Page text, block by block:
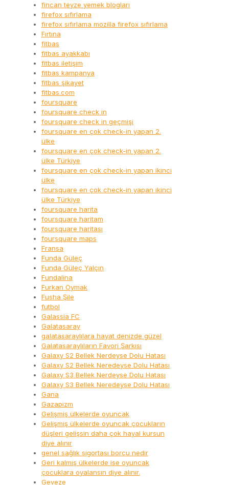
fincan teyze yemek blogları
firefox sıfırlama
firefox sıfırlama mozilla firefox sıfırlama
Fırtına
fitbas
fitbas ayakkabı
fitbas iletişim
fitbas kampanya
fitbas şikayet
fitbas.com
foursquare
foursquare check in
foursquare check in geçmişi
foursquare en çok check-in yapan 2.
ülke
foursquare en çok check-in yapan 2.
ülke Türkiye
foursquare en çok check-in yapan ikinci
ülke
foursquare en çok check-in yapan ikinci
ülke Türkiye
foursquare harita
foursquare haritam
foursquare haritası
foursquare maps
Fransa
Funda Güleç
Funda Güleç Yalçın
Fundalina
Furkan Oymak
Fusha Şile
futbol
Galassia FC
Galatasaray
galatasaraylılara hayat denizde güzel
Galatasaraylıların Favori Şarkısı
Galaxy S2 Bellek Nerdeyse Dolu Hatası
Galaxy S2 Bellek Neredeyse Dolu Hatası
Galaxy S3 Bellek Nerdeyse Dolu Hatası
Galaxy S3 Bellek Neredeyse Dolu Hatası
Gana
Gazapizm
Gelişmiş ülkelerde oyuncak
Gelişmiş ülkelerde oyuncak çocukların
düşleri gelişsin daha çok hayal kursun
diye alınır
genel sağlık sigortası borcu nedir
Geri kalmış ülkelerde ise oyuncak
çocuklara oyalansın diye alınır.
Geveze